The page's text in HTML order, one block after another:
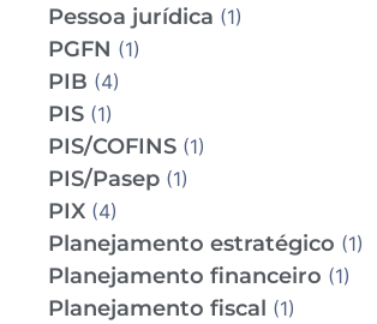
Pessoa jurídica (1)
PGFN (1)
PIB (4)
PIS (1)
PIS/COFINS (1)
PIS/Pasep (1)
PIX (4)
Planejamento estratégico (1)
Planejamento financeiro (1)
Planejamento fiscal (1)